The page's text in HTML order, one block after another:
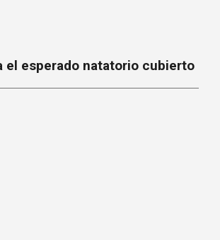
el esperado natatorio cubierto